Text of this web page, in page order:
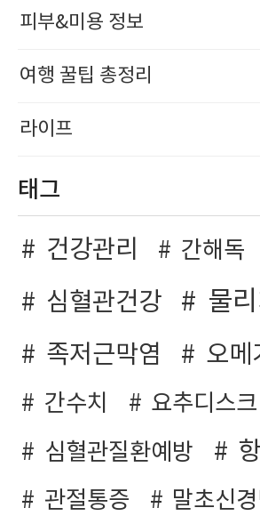
피부&미용 정보
여행 꿀팁 총정리
라이프
태그
건강관리 간해독
심혈관건강 물
족저근막염 오메
간수치
요추디스크
심혈관질환예방
관절통증 말초신